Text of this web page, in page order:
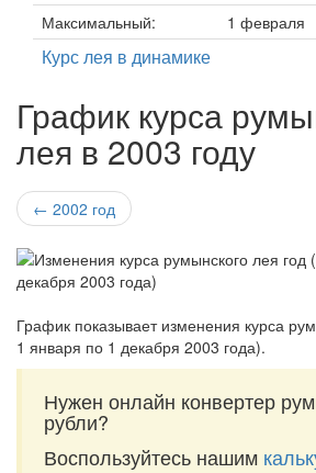
Максимальный:
1 февраля
Курс лея в динамике
График курса
лея в 2003 году
← 2002 год
График показывает изменения курса
1 января по 1 декабря 2003 года).
Нужен онлайн конвертер
рубли?
Воспользуйтесь нашим